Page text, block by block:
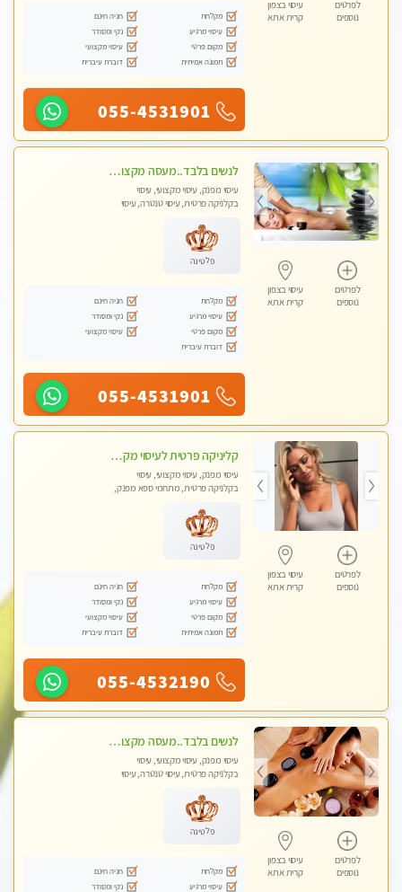
לפרטים
נוספים
עיסוי בצפון
קרית אתא
מקלחת
חניה חינם
עיסוי מרגיע
נקי ומסודר
מקום פרטי
עיסוי מקצועי
תמונה אמיתית
דוברת עיברית
055-4531901
לפרטים
נוספים
עיסוי בצפון
קרית אתא
לנשים בלבד..מעסה מקצועי לנשים בלבד
עיסוי מפנק, עיסוי מקצועי, עיסוי
בקלניקה פרטית, עיסוי טנטרה, עיסוי
פלטינה
מקלחת
חניה חינם
עיסוי מרגיע
נקי ומסודר
מקום פרטי
עיסוי מקצועי
דוברת עיברית
055-4531901
לפרטים
נוספים
עיסוי בצפון
קרית אתא
קליניקה פרטית לעיסוי מקצועי ואלטרנטיבי ברמה גבוהה VIP תתקשר ..... highly recommended..new in the city
עיסוי מפנק, עיסוי מקצועי, עיסוי
בקלניקה פרטית, מתחמי ספא מפנק,
טנטרה, עיסוי מגבר לגבר, עיסוי מגבר
לאישה
פלטינה
מקלחת
חניה חינם
עיסוי מרגיע
נקי ומסודר
מקום פרטי
עיסוי מקצועי
תמונה אמיתית
דוברת עיברית
055-4532190
לפרטים
נוספים
עיסוי בצפון
קרית אתא
לנשים בלבד..מעסה מקצועי לנשים בלבד לעיסוי מרגיע ומפנק VIP-מומלץ לחלוטין! פרטי! ​​​​​​
עיסוי מפנק, עיסוי מקצועי, עיסוי
בקלניקה פרטית, עיסוי טנטרה, עיסוי
פלטינה
מקלחת
חניה חינם
עיסוי מרגיע
נקי ומסודר